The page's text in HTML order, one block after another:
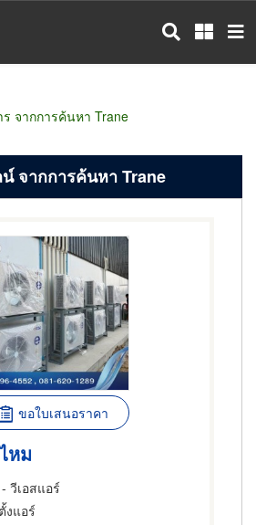
จากการค้นหา Trane
จากการค้นหา Trane
ขอใบเสนอราคา
หม
วีเอสแอร์
งแอร์